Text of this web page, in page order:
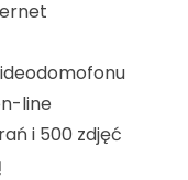
line
i 500 zdjęć